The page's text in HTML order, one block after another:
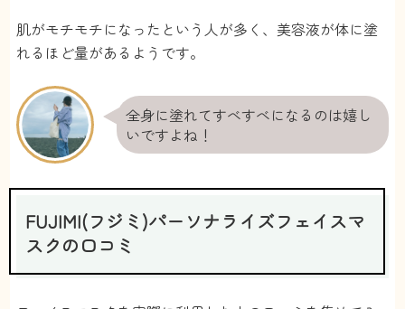
肌がモチモチになったという人が多く、美容液が体に塗
れるほど量があるようです。
全身に塗れてすべすべになるのは嬉し
いですよね！
FUJIMI(フジミ)パーソナライズフェイスマ
スクの口コミ